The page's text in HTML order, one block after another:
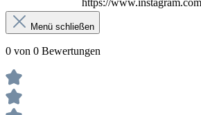
https://
Menü schließen
0 von 0 Bewertungen